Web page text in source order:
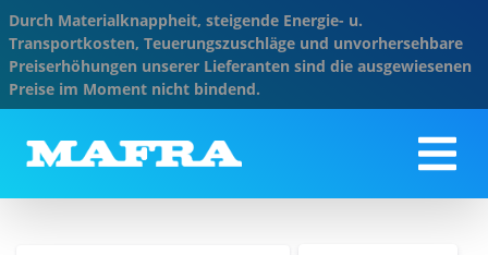
Durch Materialknappheit, steigende Energie- u.
Transportkosten, Teuerungszuschläge und unvorhersehbare
Preiserhöhungen unserer Lieferanten sind die ausgewiesenen
Preise im Moment nicht bindend.